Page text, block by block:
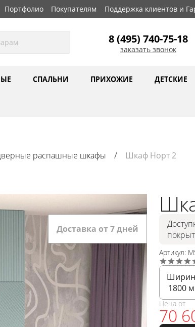
Портфолио Покупателям Поддержка клиентов и
8 (495) 740-75-18
заказать звонок
СПАЛЬНИ ПРИХОЖИЕ ДЕТСКИЕ
распашные шкафы Шкаф Норт 2
Доставка от 7 дней
Артикул:
1800
Цена от
70